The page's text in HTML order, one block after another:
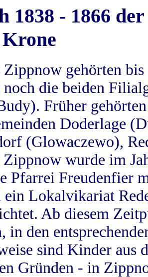
1838 - 1866
gehörten
die beiden
Früher
Doderlage
(Glowaczewo),
wurde im
Pfarrei Freudenfier
ein Lokalvikariat
Ab diesem
in den
sind Kinder aus
Gründen - in